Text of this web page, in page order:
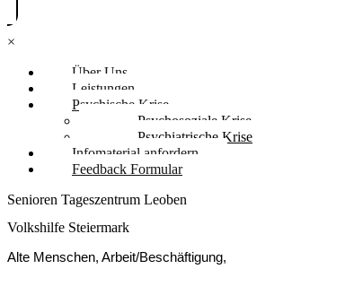
×
Über Uns
Leistungen
Psychische Krise
Psychosoziale Krise
Psychiatrische Krise
Infomaterial anfordern
Feedback Formular
Senioren Tageszentrum Leoben
Volkshilfe Steiermark
Alte Menschen, Arbeit/Beschäftigung,